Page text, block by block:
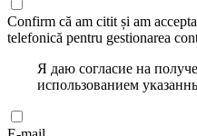
Confirm că am citit și am
telefonică pentru gestionarea
Я даю согласие на
использованием